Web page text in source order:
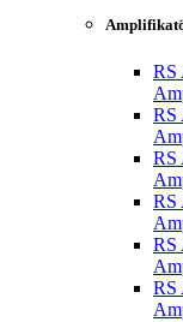
RS
RS
RS
RS
RS
RS